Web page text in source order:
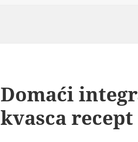
Domaći
kvasca recept